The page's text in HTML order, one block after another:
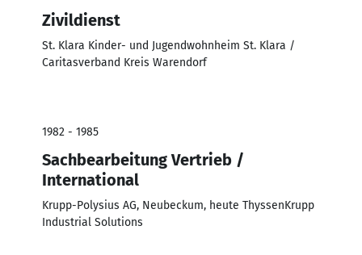
Zivildienst
St. Klara Kinder- und Jugendwohnheim St. Klara /
Caritasverband Kreis Warendorf
1982 - 1985
Sachbearbeitung Vertrieb /
International
Krupp-Polysius AG, Neubeckum, heute ThyssenKrupp
Industrial Solutions